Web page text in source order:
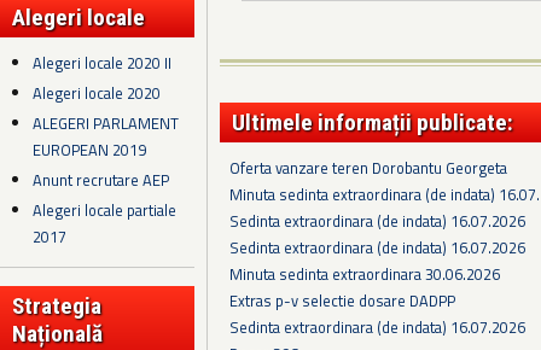
Alegeri locale
Alegeri locale 2020 II
Alegeri locale 2020
ALEGERI PARLAMENT
EUROPEAN 2019
Anunt recrutare AEP
Alegeri locale partiale
2017
Strategia
Națională
Ultimele informații publicate:
Oferta vanzare teren Dorobantu Georgeta
Minuta sedinta extraordinara (de indata)
Sedinta extraordinara (de indata) 16.07.2026
Sedinta extraordinara (de indata) 16.07.2026
Minuta sedinta extraordinara 30.06.2026
Extras p-v selectie dosare DADPP
Sedinta extraordinara (de indata) 16.07.2026